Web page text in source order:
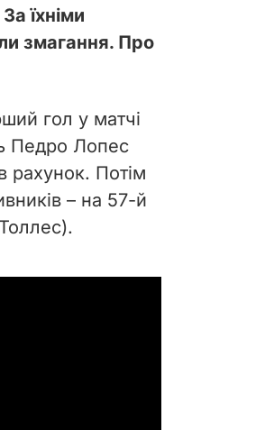
їхніми
змагання. Про
гол у матчі
Педро Лопес
рахунок. Потім
– на 57-й